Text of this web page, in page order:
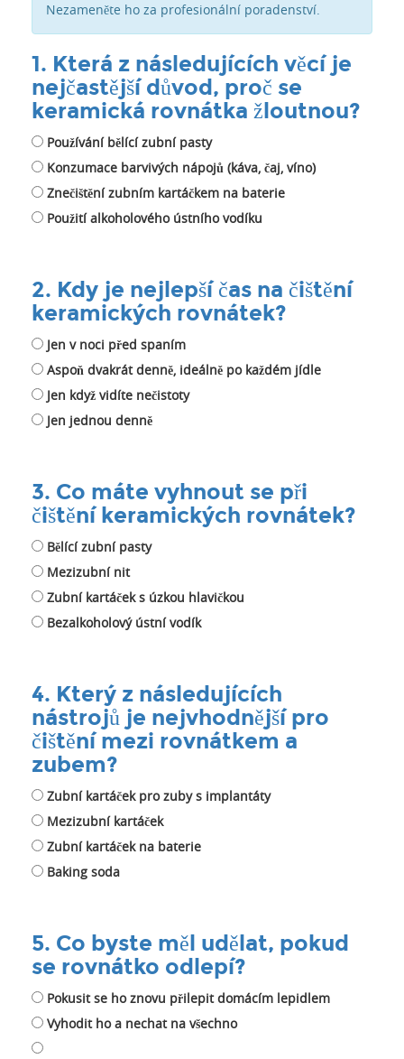
Nezameněte ho za profesionální poradenství.
1. Která z následujících věcí je
nejčastější důvod, proč se
keramická rovnátka žloutnou?
Používání bělící zubní pasty
Konzumace barvivých nápojů (káva, čaj, víno)
Znečištění zubním kartáčkem na baterie
Použití alkoholového ústního vodíku
2. Kdy je nejlepší čas na čištění
keramických rovnátek?
Jen v noci před spaním
Aspoň dvakrát denně, ideálně po každém jídle
Jen když vidíte nečistoty
Jen jednou denně
3. Co máte vyhnout se při
čištění keramických rovnátek?
Bělící zubní pasty
Mezizubní nit
Zubní kartáček s úzkou hlavičkou
Bezalkoholový ústní vodík
4. Který z následujících
nástrojů je nejvhodnější pro
čištění mezi rovnátkem a
zubem?
Zubní kartáček pro zuby s implantáty
Mezizubní kartáček
Zubní kartáček na baterie
Baking soda
5. Co byste měl udělat, pokud
se rovnátko odlepí?
Pokusit se ho znovu přilepit domácím lepidlem
Vyhodit ho a nechat na všechno